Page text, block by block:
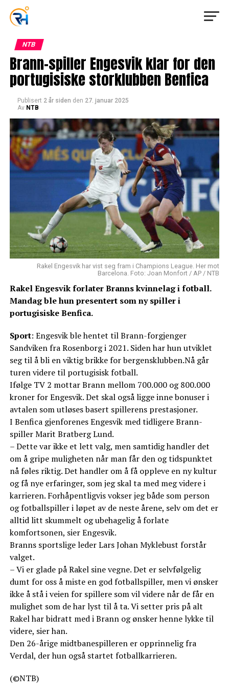
NTB
Brann-spiller Engesvik klar for den
portugisiske storklubben Benfica
Publisert 2 år siden den 27. januar 2025
Av NTB
Rakel Engesvik har vist seg fram i Champions League. Her mot
Barcelona. Foto: Joan Monfort / AP / NTB
Rakel Engesvik forlater Branns kvinnelag i fotball.
Mandag ble hun presentert som ny spiller i
portugisiske Benfica.
Sport: Engesvik ble hentet til Brann-forgjenger
Sandviken fra Rosenborg i 2021. Siden har hun utviklet
seg til å bli en viktig brikke for bergensklubben.Nå går
turen videre til portugisisk fotball.
Ifølge TV 2 mottar Brann mellom 700.000 og 800.000
kroner for Engesvik. Det skal også ligge inne bonuser i
avtalen som utløses basert spillerens prestasjoner.
I Benfica gjenforenes Engesvik med tidligere Brann-
spiller Marit Bratberg Lund.
– Dette var ikke et lett valg, men samtidig handler det
om å gripe muligheten når man får den og tidspunktet
nå føles riktig. Det handler om å få oppleve en ny kultur
og få nye erfaringer, som jeg skal ta med meg videre i
karrieren. Forhåpentligvis vokser jeg både som person
og fotballspiller i løpet av de neste årene, selv om det er
alltid litt skummelt og ubehagelig å forlate
komfortsonen, sier Engesvik.
Branns sportslige leder Lars Johan Myklebust forstår
valget.
– Vi er glade på Rakel sine vegne. Det er selvfølgelig
dumt for oss å miste en god fotballspiller, men vi ønsker
ikke å stå i veien for spillere som vil videre når de får en
mulighet som de har lyst til å ta. Vi setter pris på alt
Rakel har bidratt med i Brann og ønsker henne lykke til
videre, sier han.
Den 26-årige midtbanespilleren er opprinnelig fra
Verdal, der hun også startet fotballkarrieren.
(©NTB)